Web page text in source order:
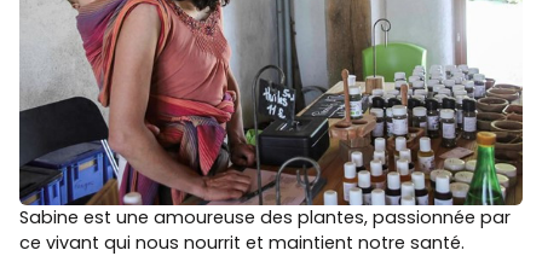
Sabine est une amoureuse des plantes, passionnée par
ce vivant qui nous nourrit et maintient notre santé.